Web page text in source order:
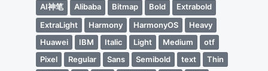
AI神笔 Alibaba Bitmap Bold
Extrabold
ExtraLight
Harmony HarmonyOS
Heavy
Huawei
IBM Italic Light Medium
otf
Pixel
Regular Sans Semibold text
Thin